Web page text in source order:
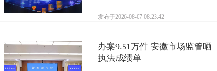
发布于2026-08-07 08:23:42
办案9.51万件 安徽市场监管晒
执法成绩单